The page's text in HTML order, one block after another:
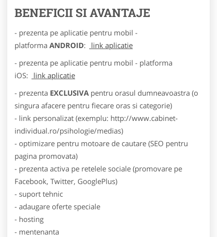
BENEFICII SI AVANTAJE
- prezenta pe aplicatie pentru mobil -
platforma ANDROID:
link aplicatie
- prezenta pe aplicatie pentru mobil - platforma
iOS:
link aplicatie
- prezenta EXCLUSIVA pentru orasul dumneavoastra (o
singura afacere pentru fiecare oras si categorie)
- link personalizat (exemplu: http://www.cabinet-
individual.ro/psihologie/medias)
- optimizare pentru motoare de cautare (SEO pentru
pagina promovata)
- prezenta activa pe retelele sociale (promovare pe
Facebook, Twitter, GooglePlus)
- suport tehnic
- adaugare oferte speciale
- hosting
- mentenanta